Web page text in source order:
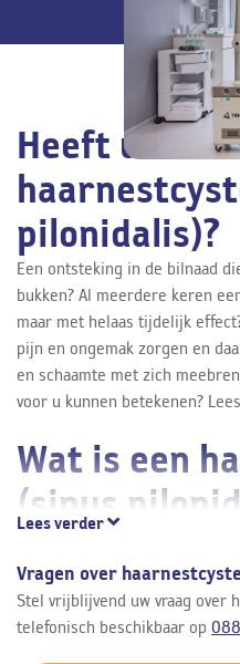
Heeft u last
pilonidalis)?
Een ontsteking in de bilnaad
bukken? Al meerdere keren
maar met helaas tijdelijk
pijn en ongemak zorgen en
en schaamte met zich
voor u kunnen betekenen?
Wat is een
(sinus
fistel” genoemd, is een
gezien wordt bij jonge
holte onder de huid van een
veroorzaakt wordt door
Lees verder
Vragen over
Stel vrijblijvend uw vraag over
telefonisch beschikbaar op